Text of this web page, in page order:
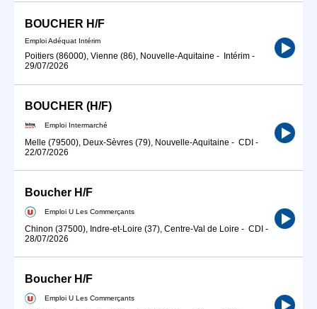
BOUCHER H/F
Emploi Adéquat Intérim
Poitiers (86000), Vienne (86), Nouvelle-Aquitaine - Intérim -
29/07/2026
BOUCHER (H/F)
Emploi Intermarché
Melle (79500), Deux-Sèvres (79), Nouvelle-Aquitaine - CDI -
22/07/2026
Boucher H/F
Emploi U Les Commerçants
Chinon (37500), Indre-et-Loire (37), Centre-Val de Loire - CDI -
28/07/2026
Boucher H/F
Emploi U Les Commerçants